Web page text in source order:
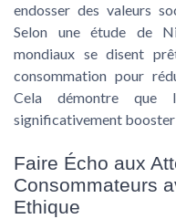
endosser des valeurs
Selon une étude de
mondiaux se disent
consommation pour
Cela démontre que
significativement
Faire Écho aux
Consommateurs
Ethique